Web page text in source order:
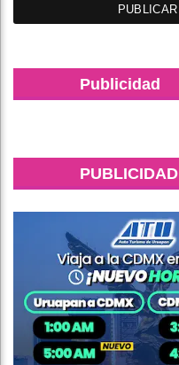
Publicidad
PUBLICIDAD